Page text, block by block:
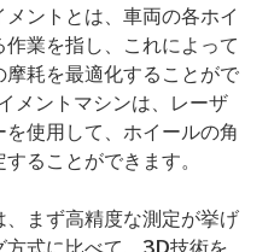
ントとは、車両の各ホイ
業を指し、これによって
耗を最適化することがで
メントマシンは、レーザ
使用して、ホイールの角
ることができます。
まず高精度な測定が挙げ